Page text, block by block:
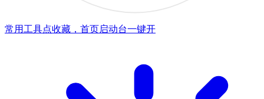
常用工具点收藏，首页启动台一键开